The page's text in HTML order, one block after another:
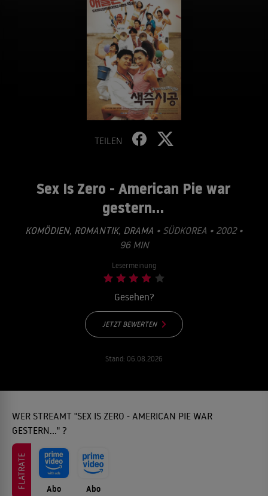
TEILEN
Sex Is Zero - American Pie war
gestern...
KOMÖDIEN, ROMANTIK, DRAMA • SÜDKOREA • 2002 •
96 MIN
Lesermeinung
Gesehen?
JETZT BEWERTEN
Stand: 06.08.2026
WER STREAMT "SEX IS ZERO - AMERICAN PIE WAR
GESTERN..." ?
FLATRATE Abo Abo